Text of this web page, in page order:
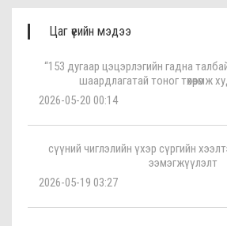
Цаг үеийн мэдээ
“153 дугаар цэцэрлэгийн гадна
шаардлагатай тоног төхөөрөмж
2026-05-20 00:14
сүүний чиглэлийн үхэр сүргийн
ээмэгжүүлэлт
2026-05-19 03:27